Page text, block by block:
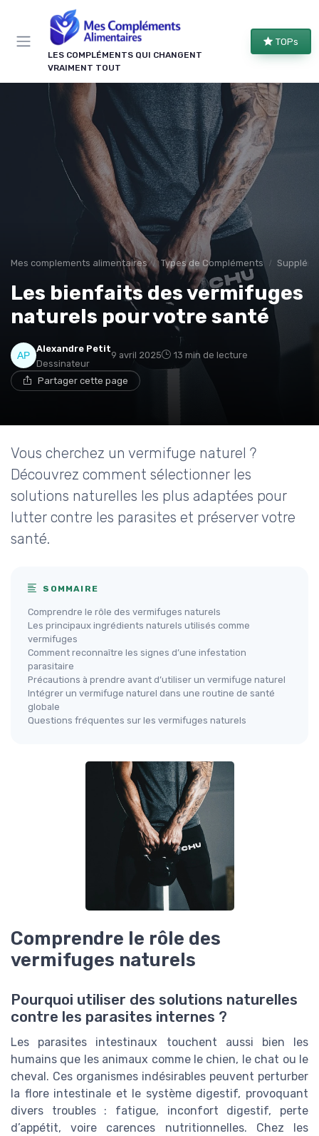
LES COMPLÉMENTS QUI CHANGENT
VRAIMENT TOUT
TOPs
Mes complements alimentaires Types de Compléments
Les bienfaits des vermifuges
naturels pour votre santé
Alexandre Petit
Dessinateur
9 avril 2025 13 min de lecture
Partager cette page
Vous cherchez un vermifuge naturel ?
Découvrez comment sélectionner les
solutions naturelles les plus adaptées pour
lutter contre les parasites et préserver votre
santé.
SOMMAIRE
Comprendre le rôle des vermifuges naturels
Les principaux ingrédients naturels utilisés comme
vermifuges
Comment reconnaître les signes d’une infestation
parasitaire
Précautions à prendre avant d’utiliser un vermifuge naturel
Intégrer un vermifuge naturel dans une routine de santé
globale
Questions fréquentes sur les vermifuges naturels
Comprendre le rôle des
vermifuges naturels
Pourquoi utiliser des solutions naturelles
contre les parasites internes ?
Les parasites intestinaux touchent aussi bien les
humains que les animaux comme le chien, le chat ou le
cheval. Ces organismes indésirables peuvent perturber
la flore intestinale et le système digestif, provoquant
divers troubles : fatigue, inconfort digestif, perte
d’appétit, voire carences nutritionnelles. Chez les
Panneau de gestion des cookies